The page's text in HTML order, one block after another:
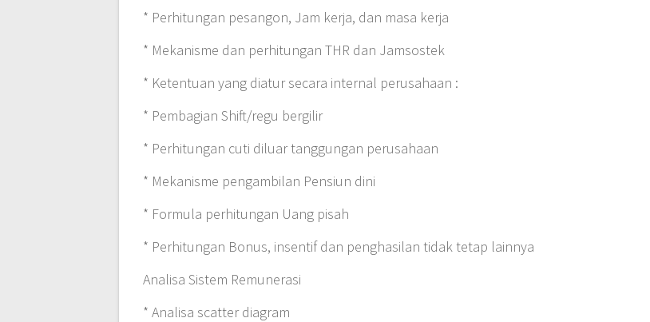
* Perhitungan pesangon, Jam kerja, dan masa kerja
* Mekanisme dan perhitungan THR dan Jamsostek
* Ketentuan yang diatur secara internal perusahaan :
* Pembagian Shift/regu bergilir
* Perhitungan cuti diluar tanggungan perusahaan
* Mekanisme pengambilan Pensiun dini
* Formula perhitungan Uang pisah
* Perhitungan Bonus, insentif dan penghasilan tidak tetap lainnya
Analisa Sistem Remunerasi
* Analisa scatter diagram